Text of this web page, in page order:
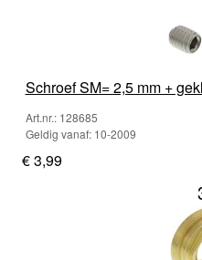
Schroef SM= 2,5 mm +
Art.nr.: 128685
Geldig vanaf: 10-2009
€ 3,99